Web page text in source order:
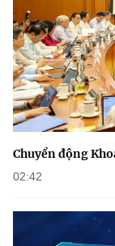
Chuyển động
02:42